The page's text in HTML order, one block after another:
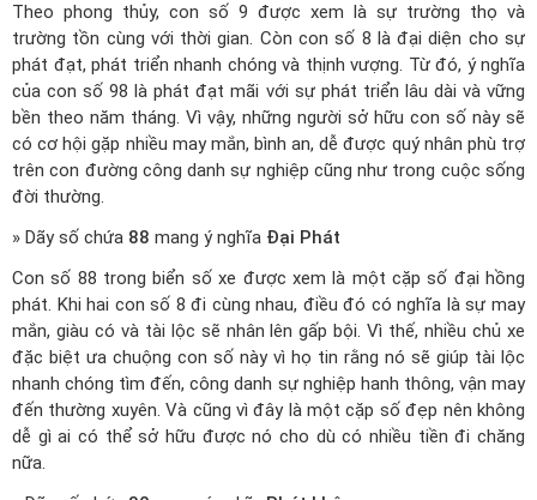
Theo phong thủy, con số 9 được xem là sự trường thọ và
trường tồn cùng với thời gian. Còn con số 8 là đại diện cho sự
phát đạt, phát triển nhanh chóng và thịnh vượng. Từ đó, ý nghĩa
của con số 98 là phát đạt mãi với sự phát triển lâu dài và vững
bền theo năm tháng. Vì vậy, những người sở hữu con số này sẽ
có cơ hội gặp nhiều may mắn, bình an, dễ được quý nhân phù trợ
trên con đường công danh sự nghiệp cũng như trong cuộc sống
đời thường.
» Dãy số chứa 88 mang ý nghĩa Đại Phát
Con số 88 trong biển số xe được xem là một cặp số đại hồng
phát. Khi hai con số 8 đi cùng nhau, điều đó có nghĩa là sự may
mắn, giàu có và tài lộc sẽ nhân lên gấp bội. Vì thế, nhiều chủ xe
đặc biệt ưa chuộng con số này vì họ tin rằng nó sẽ giúp tài lộc
nhanh chóng tìm đến, công danh sự nghiệp hanh thông, vận may
đến thường xuyên. Và cũng vì đây là một cặp số đẹp nên không
dễ gì ai có thể sở hữu được nó cho dù có nhiều tiền đi chăng
nữa.